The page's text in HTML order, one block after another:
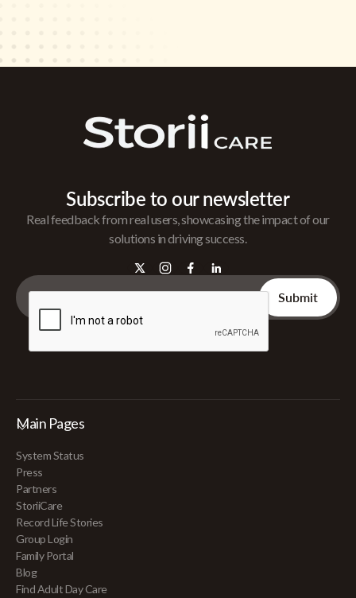
Subscribe to our newsletter
Real feedback from real users, showcasing the impact of our
solutions in driving success.
Main Pages
System Status
Press
Partners
StoriiCare
Record Life Stories
Group Login
Family Portal
Blog
Find Adult Day Care